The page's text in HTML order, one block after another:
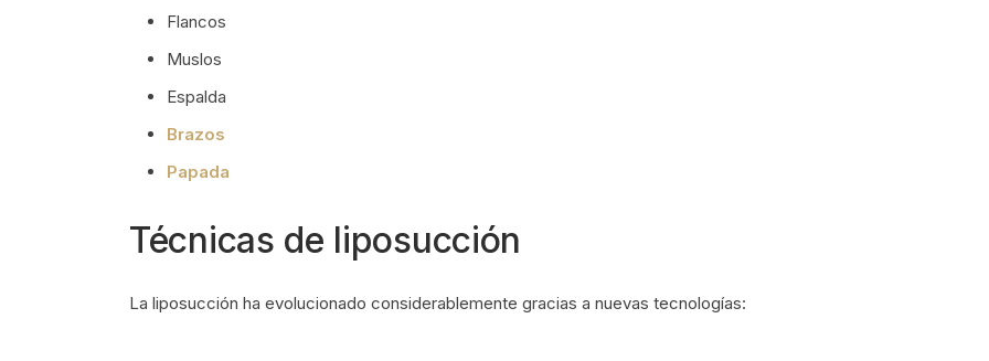
Flancos
Muslos
Espalda
Brazos
Papada
Técnicas de liposucción
La liposucción ha evolucionado considerablemente gracias a nuevas tecnologías: